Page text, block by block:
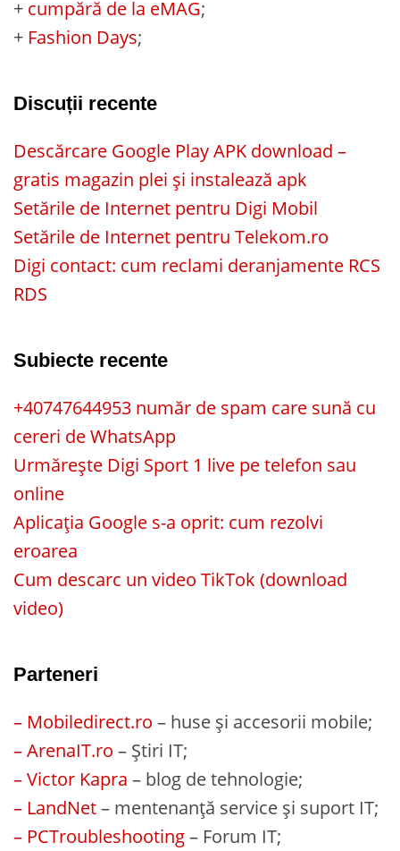
+ cumpără de la eMAG;
+ Fashion Days;
Discuții recente
Descărcare Google Play APK download –
gratis magazin plei și instalează apk
Setările de Internet pentru Digi Mobil
Setările de Internet pentru Telekom.ro
Digi contact: cum reclami deranjamente RCS
RDS
Subiecte recente
+40747644953 număr de spam care sună cu
cereri de WhatsApp
Urmărește Digi Sport 1 live pe telefon sau
online
Aplicația Google s-a oprit: cum rezolvi
eroarea
Cum descarc un video TikTok (download
video)
Parteneri
– Mobiledirect.ro – huse și accesorii mobile;
– ArenaIT.ro – Știri IT;
– Victor Kapra – blog de tehnologie;
– LandNet– mentenanță service și suport IT;
– PCTroubleshooting– Forum IT;